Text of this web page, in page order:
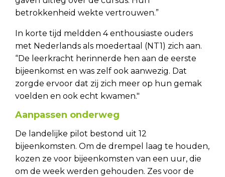
betrokkenheid wekte vertrouwen.”
In korte tijd meldden 4 enthousiaste ouders
met Nederlands als moedertaal (NT1) zich aan.
“De leerkracht herinnerde hen aan de eerste
bijeenkomst en was zelf ook aanwezig. Dat
zorgde ervoor dat zij zich meer op hun gemak
voelden en ook echt kwamen."
Aanpassen onderweg
De landelijke pilot bestond uit 12
bijeenkomsten. Om de drempel laag te houden,
kozen ze voor bijeenkomsten van een uur, die
om de week werden gehouden. Zes voor de